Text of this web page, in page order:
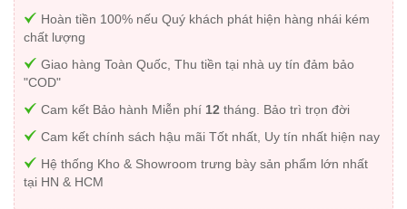
Hoàn tiền 100% nếu Quý khách phát hiện hàng nhái kém
chất lượng
Giao hàng Toàn Quốc, Thu tiền tại nhà uy tín đảm bảo
"COD"
Cam kết Bảo hành Miễn phí 12 tháng. Bảo trì trọn đời
Cam kết chính sách hậu mãi Tốt nhất, Uy tín nhất hiện nay
Hệ thống Kho & Showroom trưng bày sản phẩm lớn nhất
tại HN & HCM